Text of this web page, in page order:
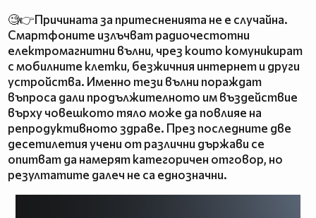
🧐👉Причината за притесненията не е случайна.
Смартфоните излъчват радиочестотни
електромагнитни вълни, чрез които комуникират
с мобилните клетки, безжичния интернет и други
устройства. Именно тези вълни пораждат
въпроса дали продължителното им въздействие
върху човешкото тяло може да повлияе на
репродуктивното здраве. През последните две
десетилетия учени от различни държави се
опитват да намерят категоричен отговор, но
резултатите далеч не са еднозначни.